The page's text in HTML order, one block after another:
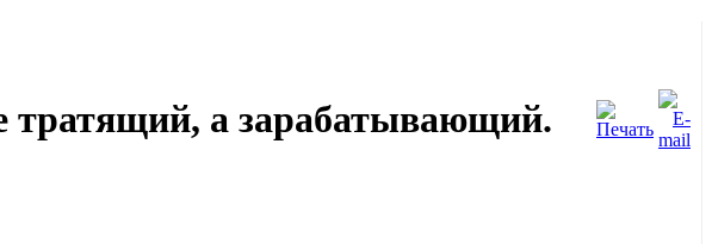
тратящий, а зарабатывающий.